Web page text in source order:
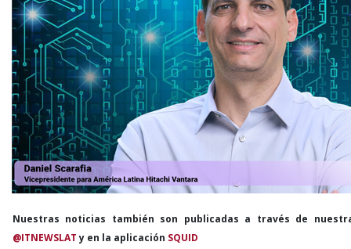
Nuestras noticias también son publicadas a través de
@ITNEWSLATy en la aplicación SQUID